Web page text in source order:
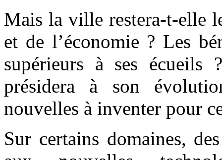
Mais la ville restera-t-elle
et de l’économie ? Les
supérieurs à ses écueils
présidera à son
nouvelles à inventer pour
Sur certains domaines,